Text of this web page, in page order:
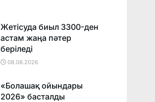
Жетісуда биыл 3300-ден
астам жаңа пәтер
беріледі
08.08.2026
«Болашақ ойындары
2026» басталды